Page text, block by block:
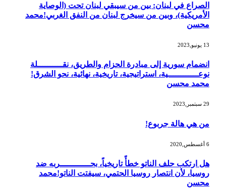
الصراع في لبنان: بين من سيبقي لبنان تحت (الوصاية
الأمريكية)، وبين من سيخرج لبنان من النفق الغربي!محمد
محسن
13 يونيو,2023
انضمام سورية إلى مبادرة الحزام والطريق، نقــــــــــلة
نوعــــــــــــية، استراتيجية، تاريخية، نهائية، نحو الشرق!
محمد محسن
29 سبتمبر,2023
من هي هالة جربوع!
هل ارتكب حلف الناتو خطأً تاريخياً، بحــــــــــــربه ضد
روسيا، لأن انتصار روسيا الحتمي، سيفتت الناتو!محمد
محسن